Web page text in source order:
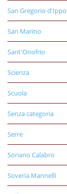
San Gregorio
San Marino
Sant'Onofrio
Scienza
Scuola
Senza categoria
Serre
Soriano Calabro
Soveria Mannelli